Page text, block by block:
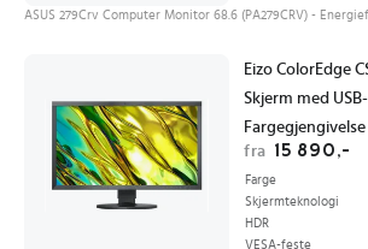
ASUS 279Crv Computer Monitor 68.6 (PA279CRV) -
Eizo ColorEdge
Skjerm med
Fargegjengivelse
fra 15 890,-
Farge
Skjermteknologi
HDR
VESA-feste